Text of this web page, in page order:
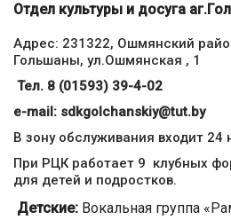
Отдел культуры и досуга
Адрес: 231322, Ошмянский
Гольшаны, ул.Ошмянская , 1
Тел. 8 (01593) 39-4-02
е-mail: sdkgolchanskiy@tut.by
В зону обслуживания входит 24
При РЦК работает 9 клубных
для детей и подростков.
Детские: Вокальная группа